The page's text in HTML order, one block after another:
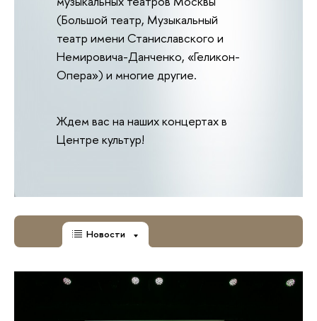
(Большой театр, Музыкальный
театр имени Станиславского и
Немировича-Данченко, «Геликон-
Опера») и многие другие.
Ждем вас на наших концертах в
Центре культур!
Новости